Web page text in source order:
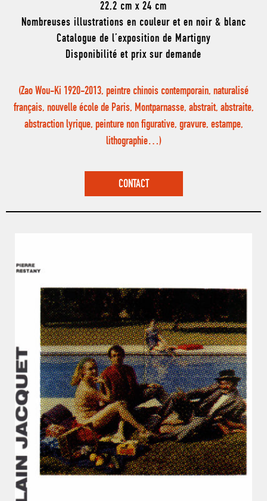
22,2 cm x 24 cm
Nombreuses illustrations en couleur et en noir & blanc
Catalogue de l’exposition de Martigny
Disponibilité et prix sur demande
(Zao Wou-Ki 1920-2013, peintre chinois contemporain, naturalisé
français, nouvelle école de Paris, Montparnasse, abstrait, abstraite,
abstraction lyrique, peinture non figurative, gravure, estampe,
lithographie…)
CONTACT